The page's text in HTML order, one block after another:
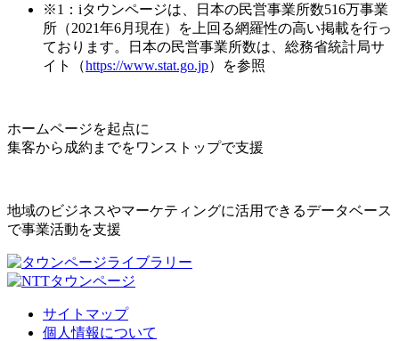
※1：iタウンページは、日本の民営事業所数516万事業
所（2021年6月現在）を上回る網羅性の高い掲載を行っ
ております。日本の民営事業所数は、総務省統計局サ
イト（https://www.stat.go.jp）を参照
ホームページを起点に
集客から成約までをワンストップで支援
地域のビジネスやマーケティングに活用できるデータベース
で事業活動を支援
サイトマップ
個人情報について